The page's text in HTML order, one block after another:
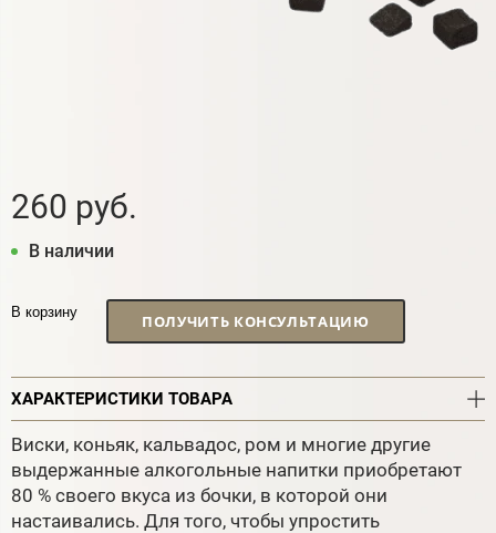
260 руб.
В наличии
В корзину ПОЛУЧИТЬ КОНСУЛЬТАЦИЮ
ХАРАКТЕРИСТИКИ ТОВАРА
Виски, коньяк, кальвадос, ром и многие другие
выдержанные алкогольные напитки приобретают
80 % своего вкуса из бочки, в которой они
настаивались. Для того, чтобы упростить